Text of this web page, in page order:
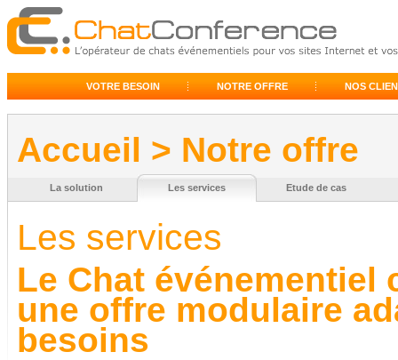
VOTRE BESOIN NOTRE OFFRE NOS
Accueil > Notre offre
La solution Les services Etude de cas
Les services
Le Chat événementiel
une offre modulaire
besoins